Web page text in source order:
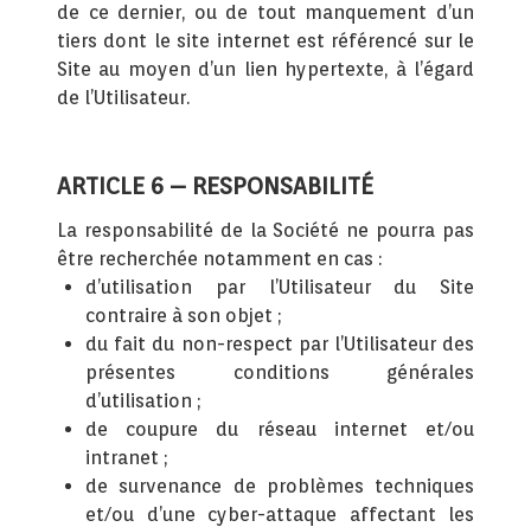
de ce dernier, ou de tout manquement d’un
tiers dont le site internet est référencé sur le
Site au moyen d’un lien hypertexte, à l’égard
de l’Utilisateur.
ARTICLE 6 – RESPONSABILITÉ
La responsabilité de la Société ne pourra pas
être recherchée notamment en cas :
d’utilisation par l’Utilisateur du Site
contraire à son objet ;
du fait du non-respect par l’Utilisateur des
présentes conditions générales
d’utilisation ;
de coupure du réseau internet et/ou
intranet ;
de survenance de problèmes techniques
et/ou d’une cyber-attaque affectant les